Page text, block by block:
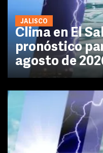
JALISCO
Clima en El
pronóstico
agosto de